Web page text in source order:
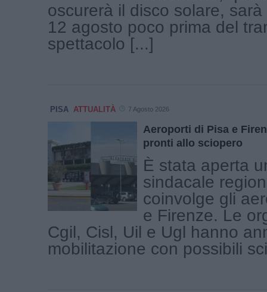
oscurerà il disco solare,
12 agosto poco prima del
spettacolo [...]
PISA ATTUALITÀ 7 Agosto 2026
Aeroporti di Pisa e
pronti allo sciopero
È stata aperta
sindacale
coinvolge gli
e Firenze. Le
Cgil, Cisl, Uil e Ugl hanno
mobilitazione con possibili